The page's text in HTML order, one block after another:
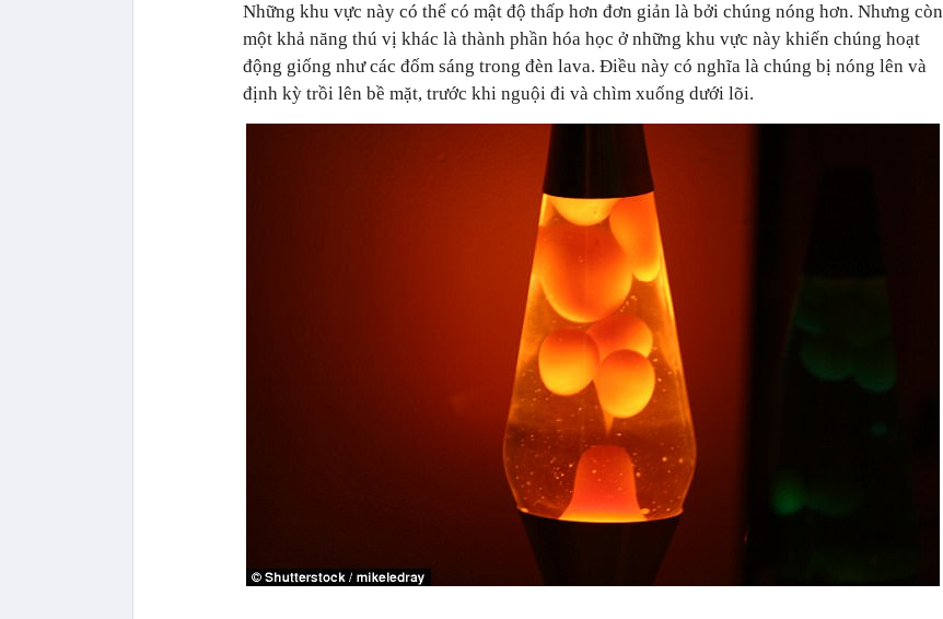
Những khu vực này có thể có mật độ thấp hơn đơn giản là bởi chúng nóng hơn. Nhưng còn
một khả năng thú vị khác là thành phần hóa học ở những khu vực này khiến chúng hoạt
động giống như các đốm sáng trong đèn lava. Điều này có nghĩa là chúng bị nóng lên và
định kỳ trồi lên bề mặt, trước khi nguội đi và chìm xuống dưới lõi.